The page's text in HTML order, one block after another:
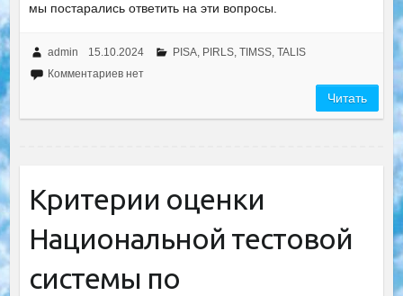
мы постарались ответить на эти вопросы.
admin 15.10.2024
PISA, PIRLS, TIMSS, TALIS
Комментариев нет
Читать
Критерии оценки
Национальной тестовой
системы по